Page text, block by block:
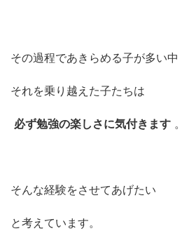
その過程であきらめる子が多い中
それを乗り越えた子たちは
必ず勉強の楽しさに気付きます 。
そんな経験をさせてあげたい
と考えています。